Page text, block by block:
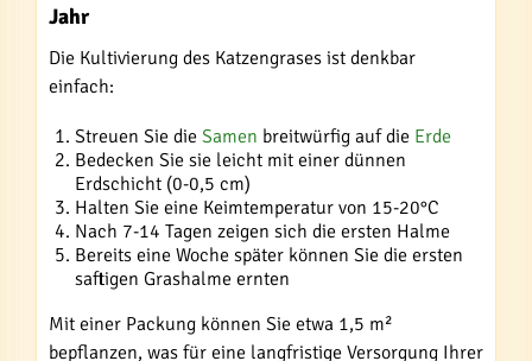
Jahr
Die Kultivierung des Katzengrases ist denkbar
einfach:
Streuen Sie die Samen breitwürfig auf die Erde
Bedecken Sie sie leicht mit einer dünnen
Erdschicht (0-0,5 cm)
Halten Sie eine Keimtemperatur von 15-20°C
Nach 7-14 Tagen zeigen sich die ersten Halme
Bereits eine Woche später können Sie die ersten
saftigen Grashalme ernten
Mit einer Packung können Sie etwa 1,5 m²
bepflanzen, was für eine langfristige Versorgung Ihrer